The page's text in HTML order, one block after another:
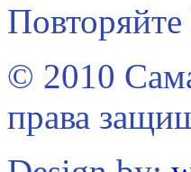
© 2010
права